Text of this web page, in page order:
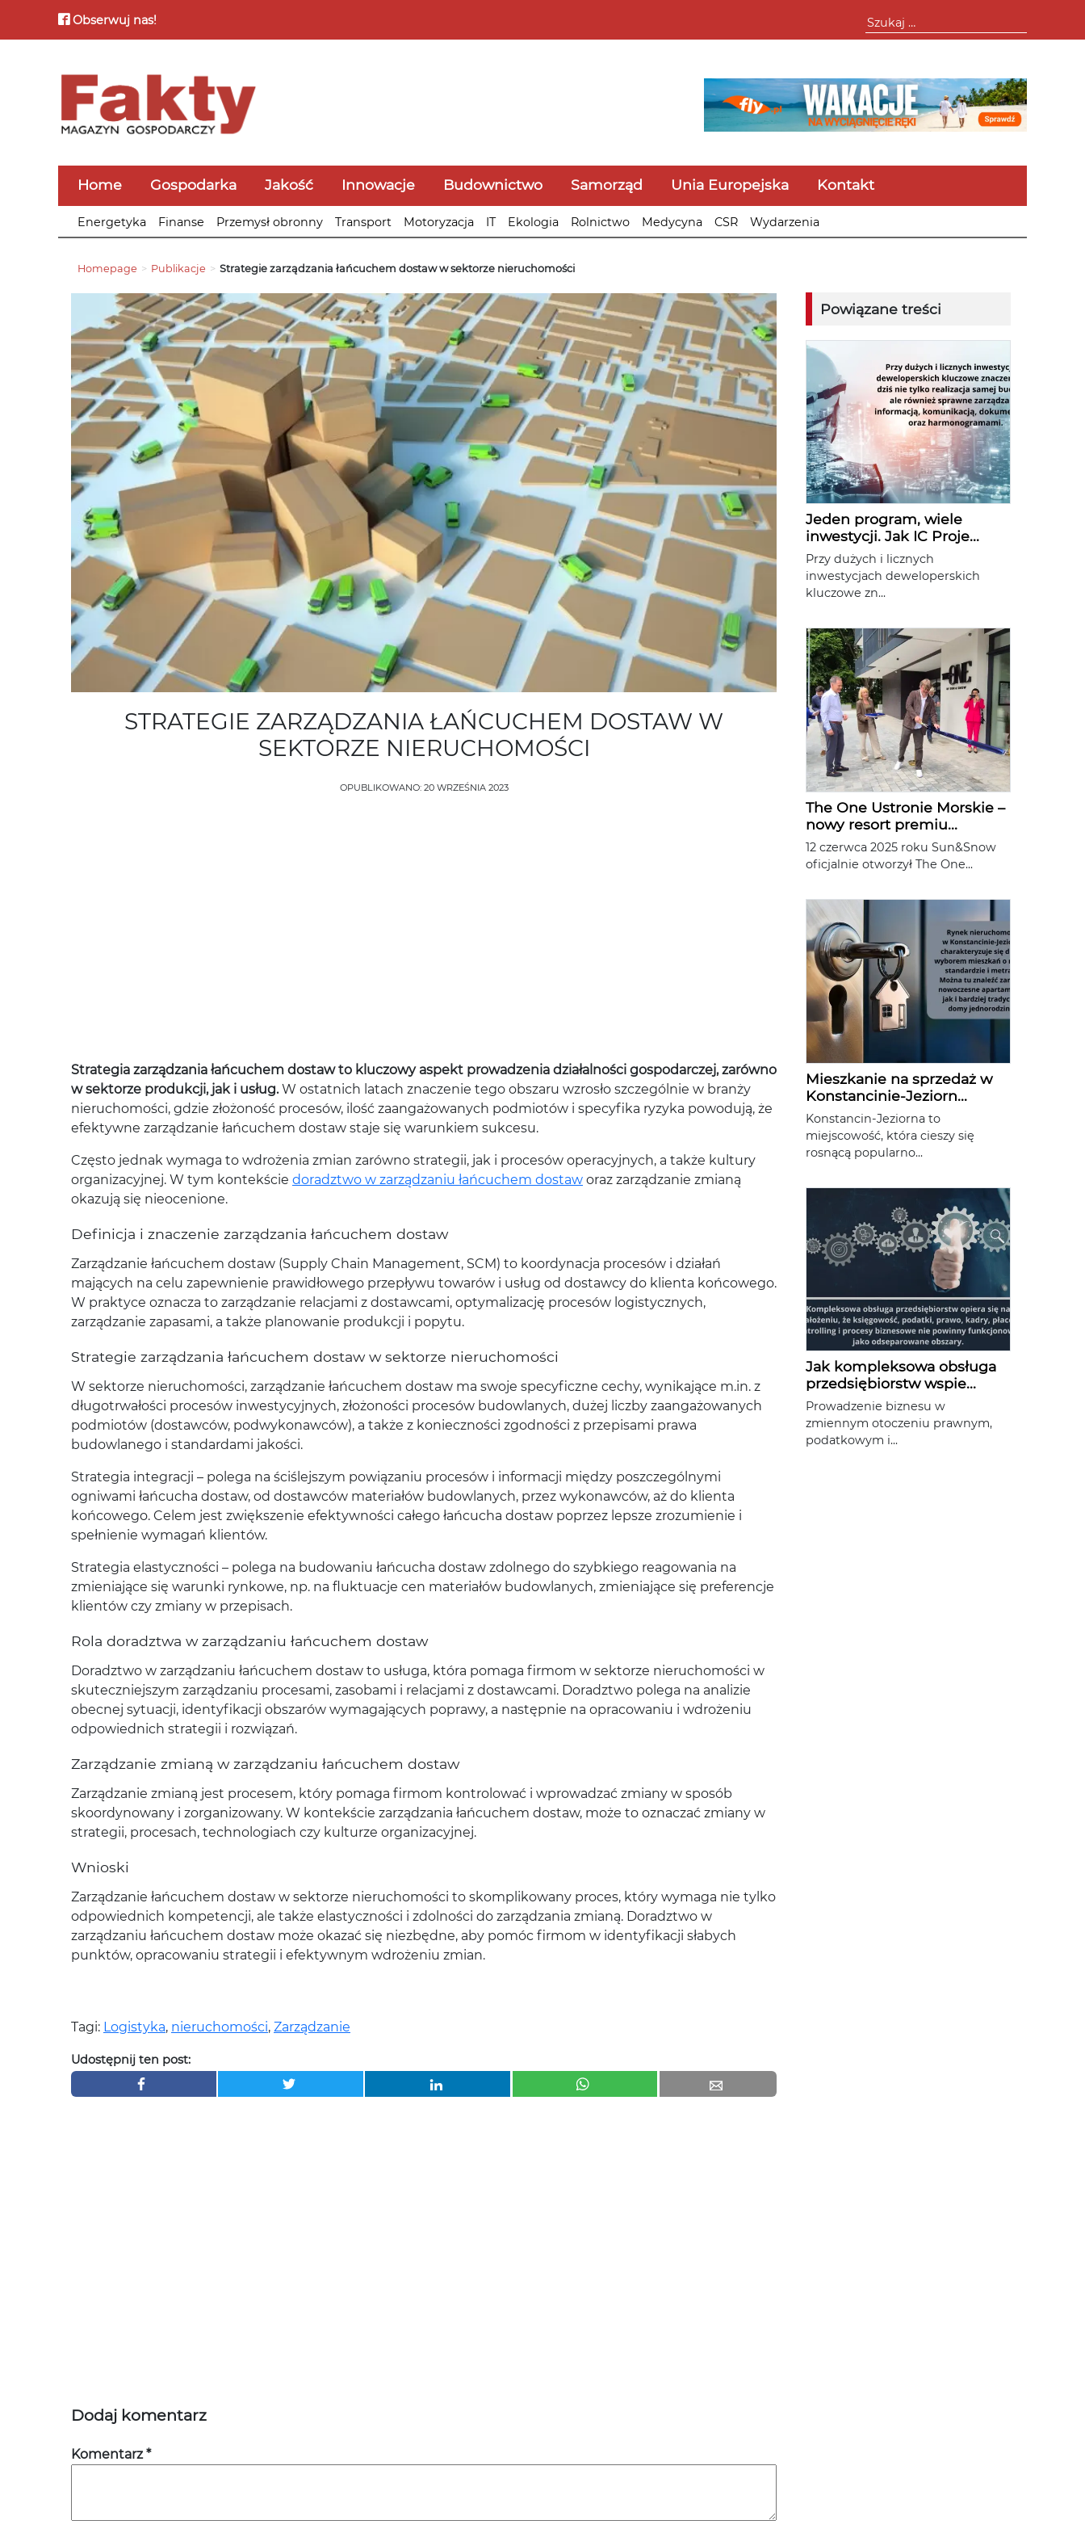
Obserwuj nas!
Home Gospodarka Jakość Innowacje Budownictwo Samorząd Unia Europejska Kontakt
Energetyka Finanse Przemysł obronny Transport Motoryzacja IT Ekologia Rolnictwo Medycyna CSR Wydarzenia
Homepage > Publikacje > Strategie zarządzania łańcuchem dostaw w sektorze nieruchomości
STRATEGIE ZARZĄDZANIA ŁAŃCUCHEM DOSTAW W
SEKTORZE NIERUCHOMOŚCI
OPUBLIKOWANO: 20 WRZEŚNIA 2023
Strategia zarządzania łańcuchem dostaw to kluczowy aspekt prowadzenia działalności gospodarczej, zarówno
w sektorze produkcji, jak i usług.W ostatnich latach znaczenie tego obszaru wzrosło szczególnie w branży
nieruchomości, gdzie złożoność procesów, ilość zaangażowanych podmiotów i specyfika ryzyka powodują, że
efektywne zarządzanie łańcuchem dostaw staje się warunkiem sukcesu.
Często jednak wymaga to wdrożenia zmian zarówno strategii, jak i procesów operacyjnych, a także kultury
organizacyjnej. W tym kontekście doradztwo w zarządzaniu łańcuchem dostaw oraz zarządzanie zmianą
okazują się nieocenione.
Definicja i znaczenie zarządzania łańcuchem dostaw
Zarządzanie łańcuchem dostaw (Supply Chain Management, SCM) to koordynacja procesów i działań
mających na celu zapewnienie prawidłowego przepływu towarów i usług od dostawcy do klienta końcowego.
W praktyce oznacza to zarządzanie relacjami z dostawcami, optymalizację procesów logistycznych,
zarządzanie zapasami, a także planowanie produkcji i popytu.
Strategie zarządzania łańcuchem dostaw w sektorze nieruchomości
W sektorze nieruchomości, zarządzanie łańcuchem dostaw ma swoje specyficzne cechy, wynikające m.in. z
długotrwałości procesów inwestycyjnych, złożoności procesów budowlanych, dużej liczby zaangażowanych
podmiotów (dostawców, podwykonawców), a także z konieczności zgodności z przepisami prawa
budowlanego i standardami jakości.
Strategia integracji – polega na ściślejszym powiązaniu procesów i informacji między poszczególnymi
ogniwami łańcucha dostaw, od dostawców materiałów budowlanych, przez wykonawców, aż do klienta
końcowego. Celem jest zwiększenie efektywności całego łańcucha dostaw poprzez lepsze zrozumienie i
spełnienie wymagań klientów.
Strategia elastyczności – polega na budowaniu łańcucha dostaw zdolnego do szybkiego reagowania na
zmieniające się warunki rynkowe, np. na fluktuacje cen materiałów budowlanych, zmieniające się preferencje
klientów czy zmiany w przepisach.
Rola doradztwa w zarządzaniu łańcuchem dostaw
Doradztwo w zarządzaniu łańcuchem dostaw to usługa, która pomaga firmom w sektorze nieruchomości w
skuteczniejszym zarządzaniu procesami, zasobami i relacjami z dostawcami. Doradztwo polega na analizie
obecnej sytuacji, identyfikacji obszarów wymagających poprawy, a następnie na opracowaniu i wdrożeniu
odpowiednich strategii i rozwiązań.
Zarządzanie zmianą w zarządzaniu łańcuchem dostaw
Zarządzanie zmianą jest procesem, który pomaga firmom kontrolować i wprowadzać zmiany w sposób
skoordynowany i zorganizowany. W kontekście zarządzania łańcuchem dostaw, może to oznaczać zmiany w
strategii, procesach, technologiach czy kulturze organizacyjnej.
Wnioski
Zarządzanie łańcuchem dostaw w sektorze nieruchomości to skomplikowany proces, który wymaga nie tylko
odpowiednich kompetencji, ale także elastyczności i zdolności do zarządzania zmianą. Doradztwo w
zarządzaniu łańcuchem dostaw może okazać się niezbędne, aby pomóc firmom w identyfikacji słabych
punktów, opracowaniu strategii i efektywnym wdrożeniu zmian.
Tagi: Logistyka, nieruchomości, Zarządzanie
Udostępnij ten post:
Dodaj komentarz
Komentarz*
Powiązane treści
Jeden program, wiele
inwestycji. Jak IC Proje...
Przy dużych i licznych
inwestycjach deweloperskich
kluczowe zn...
The One Ustronie Morskie –
nowy resort premiu...
12 czerwca 2025 roku Sun&Snow
oficjalnie otworzył The One...
Mieszkanie na sprzedaż w
Konstancinie-Jeziorn...
Konstancin-Jeziorna to
miejscowość, która cieszy się
rosnącą popularno...
Jak kompleksowa obsługa
przedsiębiorstw wspie...
Prowadzenie biznesu w
zmiennym otoczeniu prawnym,
podatkowym i...